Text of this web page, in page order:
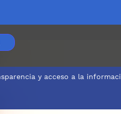
y acceso a la